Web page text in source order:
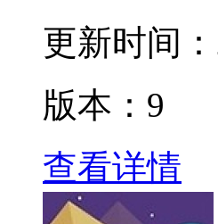
更新时间：
版本：9
查看详情